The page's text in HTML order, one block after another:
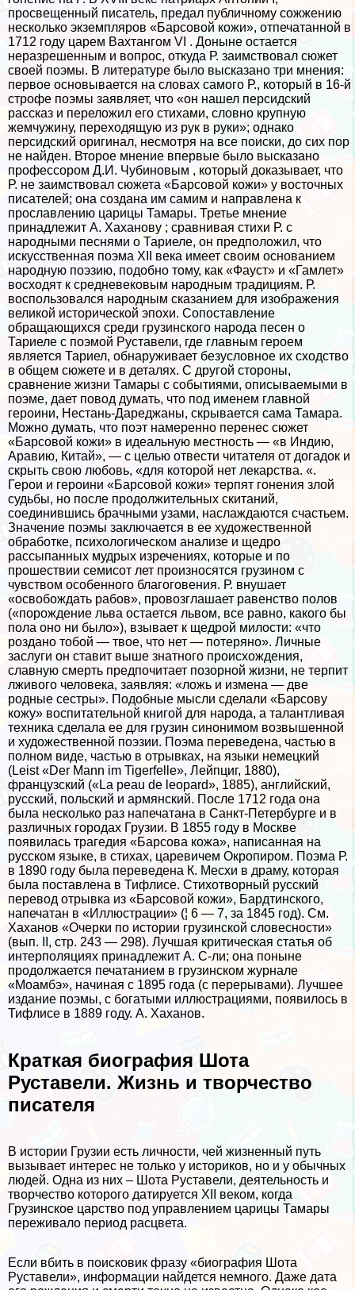
просвещенный писатель, предал публичному сожжению
несколько экземпляров «Барсовой кожи», отпечатанной в
1712 году царем Вахтангом VI . Доныне остается
неразрешенным и вопрос, откуда Р. заимствовал сюжет
своей поэмы. В литературе было высказано три мнения:
первое основывается на словах самого Р., который в 16-й
строфе поэмы заявляет, что «он нашел персидский
рассказ и переложил его стихами, словно крупную
жемчужину, переходящую из рук в руки»; однако
персидский оригинал, несмотря на все поиски, до сих пор
не найден. Второе мнение впервые было высказано
профессором Д.И. Чубиновым , который доказывает, что
Р. не заимствовал сюжета «Барсовой кожи» у восточных
писателей; она создана им самим и направлена к
прославлению царицы Тамары. Третье мнение
принадлежит А. Хаханову ; сравнивая стихи Р. с
народными песнями о Тариеле, он предположил, что
искусственная поэма XII века имеет своим основанием
народную поэзию, подобно тому, как «Фауст» и «Гамлет»
восходят к средневековым народным традициям. Р.
воспользовался народным сказанием для изображения
великой исторической эпохи. Сопоставление
обращающихся среди грузинского народа песен о
Тариеле с поэмой Руставели, где главным героем
является Тариел, обнаруживает безусловное их сходство
в общем сюжете и в деталях. С другой стороны,
сравнение жизни Тамары с событиями, описываемыми в
поэме, дает повод думать, что под именем главной
героини, Нестань-Дареджаны, скрывается сама Тамара.
Можно думать, что поэт намеренно перенес сюжет
«Барсовой кожи» в идеальную местность — «в Индию,
Аравию, Китай», — с целью отвести читателя от догадок и
скрыть свою любовь, «для которой нет лекарства. «.
Герои и героини «Барсовой кожи» терпят гонения злой
судьбы, но после продолжительных скитаний,
соединившись брачными узами, наслаждаются счастьем.
Значение поэмы заключается в ее художественной
обработке, психологическом анализе и щедро
рассыпанных мудрых изречениях, которые и по
прошествии семисот лет произносятся грузином с
чувством особенного благоговения. Р. внушает
«освобождать рабов», провозглашает равенство полов
(«порождение льва остается львом, все равно, какого бы
пола оно ни было»), взывает к щедрой милости: «что
роздано тобой — твое, что нет — потеряно». Личные
заслуги он ставит выше знатного происхождения,
славную cмepть предпочитает позорной жизни, не терпит
лживого человека, заявляя: «ложь и измена — две
родные сестры». Подобные мысли сделали «Барсову
кожу» воспитательной книгой для народа, а талантливая
техника сделала ее для грузин синонимом возвышенной
и художественной поэзии. Поэма переведена, частью в
полном виде, частью в отрывках, на языки немецкий
(Leist «Der Mann im Tigerfelle», Лейпциг, 1880),
французский («La peau de leopard», 1885), английский,
русский, польский и армянский. После 1712 года она
была несколько раз напечатана в Санкт-Петербурге и в
различных городах Грузии. В 1855 году в Москве
появилась трагедия «Барсова кожа», написанная на
русском языке, в стихах, царевичем Окропиром. Поэма Р.
в 1890 году была переведена К. Месхи в драму, которая
была поставлена в Тифлисе. Стихотворный русский
перевод отрывка из «Барсовой кожи», Бардтинского,
напечатан в «Иллюстрации» (¦ 6 — 7, за 1845 год). См.
Хаханов «Очерки по истории грузинской словесности»
(вып. II, стр. 243 — 298). Лучшая критическая статья об
интерполяциях принадлежит А. С-ли; она поныне
продолжается печатанием в грузинском журнале
«Моамбэ», начиная с 1895 года (с перерывами). Лучшее
издание поэмы, с богатыми иллюстрациями, появилось в
Тифлисе в 1889 году. А. Хаханов.
Краткая биография Шота
Руставели. Жизнь и творчество
писателя
В истории Грузии есть личности, чей жизненный путь
вызывает интерес не только у историков, но и у обычных
людей. Одна из них – Шота Руставели, деятельность и
творчество которого датируется XII веком, когда
Грузинское царство под управлением царицы Тамары
переживало период расцвета.
Если вбить в поисковик фразу «биография Шота
Руставели», информации найдется немного. Даже дата